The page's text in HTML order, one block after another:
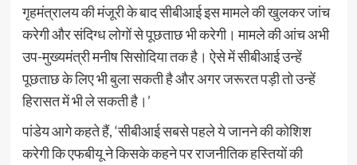
गृहमंत्रालय की मंजूरी के बाद सीबीआई इस मामले की खुलकर जांच
करेगी और संदिग्ध लोगों से पूछताछ भी करेगी। मामले की आंच अभी
उप-मुख्यमंत्री मनीष सिसोदिया तक है। ऐसे में सीबीआई उन्हें
पूछताछ के लिए भी बुला सकती है और अगर जरूरत पड़ी तो उन्हें
हिरासत में भी ले सकती है।’
पांडेय आगे कहते हैं, ‘सीबीआई सबसे पहले ये जानने की कोशिश
करेगी कि एफबीयू ने किसके कहने पर राजनीतिक हस्तियों की